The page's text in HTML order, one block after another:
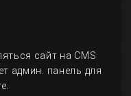
сайт на CMS
админ. панель для